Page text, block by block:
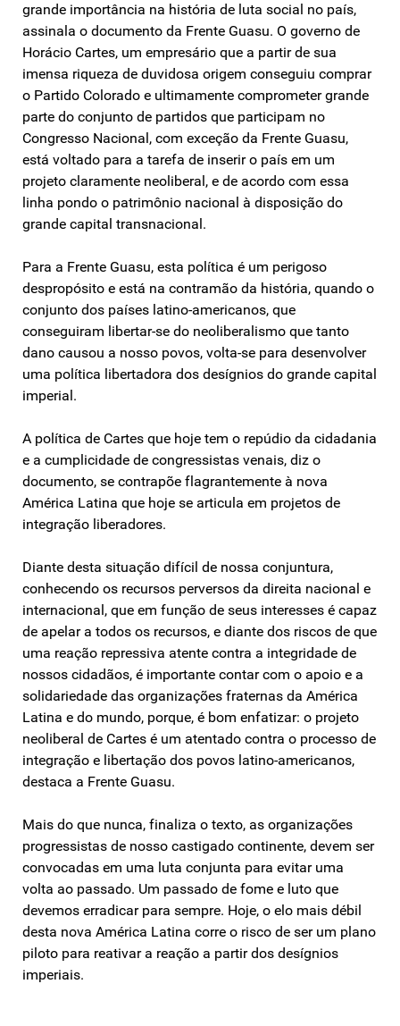
grande importância na história de luta social no país,
assinala o documento da Frente Guasu. O governo de
Horácio Cartes, um empresário que a partir de sua
imensa riqueza de duvidosa origem conseguiu comprar
o Partido Colorado e ultimamente comprometer grande
parte do conjunto de partidos que participam no
Congresso Nacional, com exceção da Frente Guasu,
está voltado para a tarefa de inserir o país em um
projeto claramente neoliberal, e de acordo com essa
linha pondo o patrimônio nacional à disposição do
grande capital transnacional.
Para a Frente Guasu, esta política é um perigoso
despropósito e está na contramão da história, quando o
conjunto dos países latino-americanos, que
conseguiram libertar-se do neoliberalismo que tanto
dano causou a nosso povos, volta-se para desenvolver
uma política libertadora dos desígnios do grande capital
imperial.
A política de Cartes que hoje tem o repúdio da cidadania
e a cumplicidade de congressistas venais, diz o
documento, se contrapõe flagrantemente à nova
América Latina que hoje se articula em projetos de
integração liberadores.
Diante desta situação difícil de nossa conjuntura,
conhecendo os recursos perversos da direita nacional e
internacional, que em função de seus interesses é capaz
de apelar a todos os recursos, e diante dos riscos de que
uma reação repressiva atente contra a integridade de
nossos cidadãos, é importante contar com o apoio e a
solidariedade das organizações fraternas da América
Latina e do mundo, porque, é bom enfatizar: o projeto
neoliberal de Cartes é um atentado contra o processo de
integração e libertação dos povos latino-americanos,
destaca a Frente Guasu.
Mais do que nunca, finaliza o texto, as organizações
progressistas de nosso castigado continente, devem ser
convocadas em uma luta conjunta para evitar uma
volta ao passado. Um passado de fome e luto que
devemos erradicar para sempre. Hoje, o elo mais débil
desta nova América Latina corre o risco de ser um plano
piloto para reativar a reação a partir dos desígnios
imperiais.